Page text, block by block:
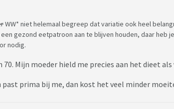
WW* niet helemaal begreep dat variatie ook heel
gezond eetpatroon aan te blijven houden, daar heb
nodig.
Mijn moeder hield me precies aan het dieet
prima bij me, dan kost het veel minder